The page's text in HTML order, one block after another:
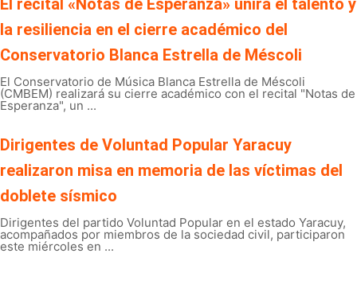
El recital «Notas de Esperanza» unirá el talento y
la resiliencia en el cierre académico del
Conservatorio Blanca Estrella de Méscoli
El Conservatorio de Música Blanca Estrella de Méscoli
(CMBEM) realizará su cierre académico con el recital "Notas de
Esperanza", un ...
Dirigentes de Voluntad Popular Yaracuy
realizaron misa en memoria de las víctimas del
doblete sísmico
Dirigentes del partido Voluntad Popular en el estado Yaracuy,
acompañados por miembros de la sociedad civil, participaron
este miércoles en ...